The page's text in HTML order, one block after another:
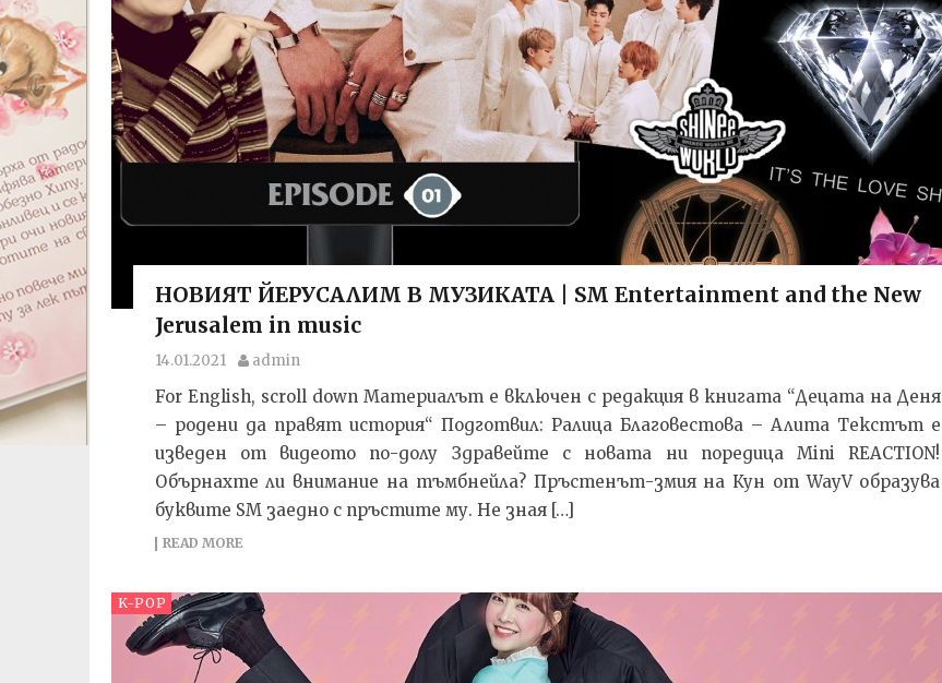
НОВИЯТ ЙЕРУСАЛИМ В МУЗИКАТА | SM Entertainment and the New
Jerusalem in music
14.01.2021 admin
For English, scroll down Материалът е включен с редакция в книгата “Децата на Деня
– родени да правят история“ Подготвил: Ралица Благовестова – Алита Текстът e
изведен от видеото по-долу Здравейте с новата ни поредица Mini REACTION!
Обърнахте ли внимание на тъмбнейла? Пръстенът-змия на Кун от WayV образува
буквите SM заедно с пръстите му. Не зная […]
READ MORE
K-POP